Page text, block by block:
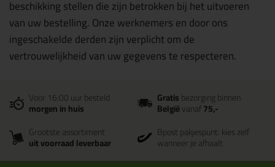
beschikking stellen die zijn betrokken bij het uitvoeren
van uw bestelling. Onze werknemers en door ons
ingeschakelde derden zijn verplicht om de
vertrouwelijkheid van uw gegevens te respecteren.
Voor 16:00 uur besteld
morgen in huis
Gratisbezorging binnen
Belgiëvanaf75,-
Grootste assortiment
uit voorraad leverbaar
Bpost pakjespunt: kies zelf
wanneer je afhaalt